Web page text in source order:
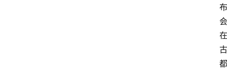
布
会
在
古
都